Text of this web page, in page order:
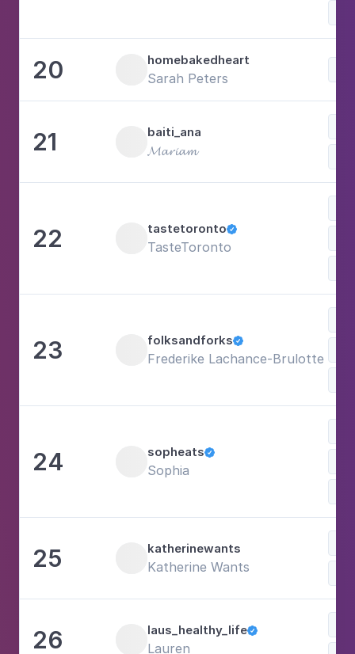
20 homebakedheart
Sarah Peters
21 baiti_ana
𝓜𝓪𝓻𝓲𝓪𝓶
22 tastetoronto
TasteToronto
23 folksandforks
Frederike Lachance-Brulotte
24 sopheats
Sophia
25 katherinewants
Katherine Wants
26 laus_healthy_life
Lauren